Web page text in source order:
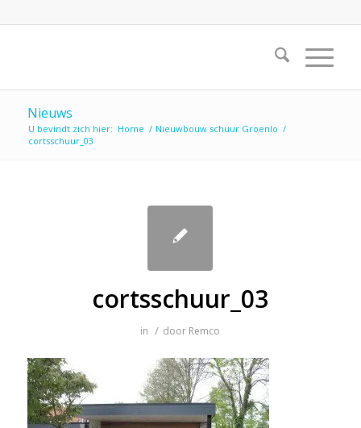
Nieuws
U bevindt zich hier: Home / Nieuwbouw schuur Groenlo /
cortsschuur_03
cortsschuur_03
in / door Remco